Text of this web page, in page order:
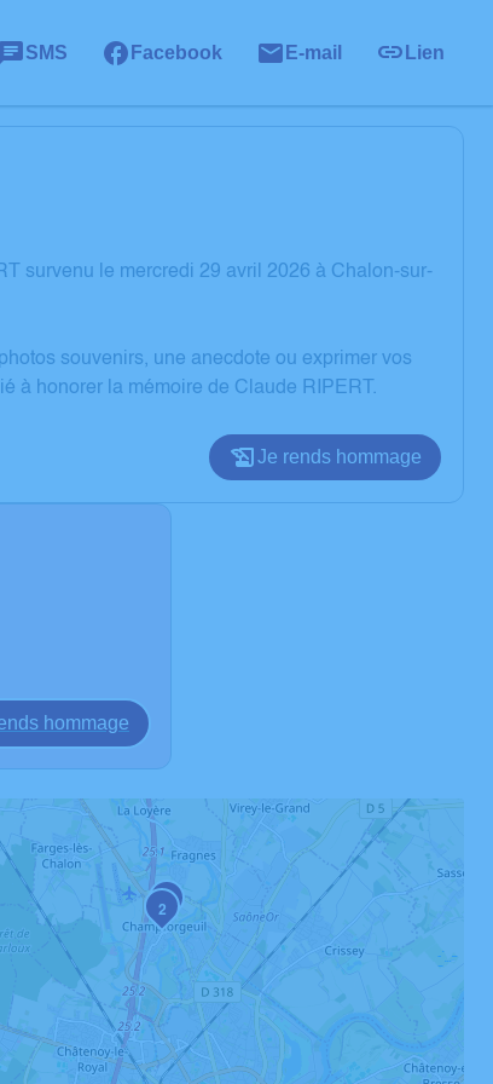
SMS Facebook E-mail Lien
survenu le mercredi 29 avril 2026 à Chalon-sur-
souvenirs, une anecdote ou exprimer vos
à honorer la mémoire de Claude RIPERT.
Je rends hommage
hommage
23